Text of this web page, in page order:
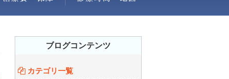
ブログコンテンツ
カテゴリ一覧